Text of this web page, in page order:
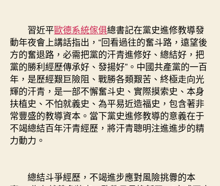
習近平歐德系統傢俱總書記在黨史進修教導發
動年夜會上講話指出，“回看過往的奮斗路，遠望後
方的奮退路，必需把黨的汗青進修好、總結好，把
黨的勝利經歷傳承好、發揚好”。中國共產黨的一百
年，是歷經艱巨險阻、戰勝各類艱苦、終極走向光
輝的汗青，是一部不懈奮斗史、實際摸索史、本身
扶植史、不怕就義史、為平易近造福史，包含著非
常豐盛的教導資本。當下黨史進修教導的意義在于
不竭總結百年汗青經歷，將汗青聰明注進進步的精
力動力。
總結斗爭經歷，不竭進步應對風險挑釁的本